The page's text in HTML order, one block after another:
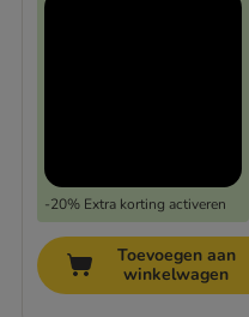
-20% Extra korting activeren
Toevoegen aan
winkelwagen